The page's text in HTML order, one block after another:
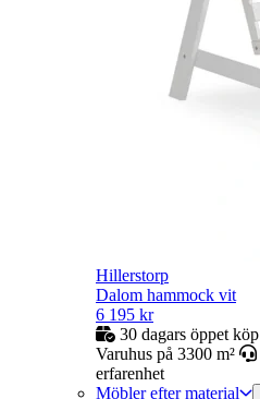
Hillerstorp
Dalom hammock vit
6 195 kr
30 dagars öppet köp
Varuhus på 3300 m²
erfarenhet
Möbler efter material